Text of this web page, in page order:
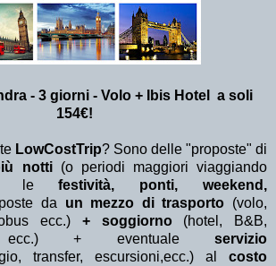
- 3 giorni - Volo + Ibis Hotel a soli
154€!
LowCostTrip? Sono delle "proposte" di
notti (o periodi maggiori viaggiando
lefestività, ponti, weekend,
da un mezzo di trasporto (volo,
ecc.) + soggiorno(hotel, B&B,
ecc.) + eventuale servizio
transfer, escursioni,ecc.) al costo